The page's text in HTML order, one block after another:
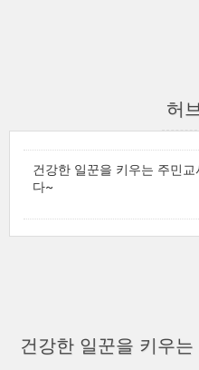
허
건강한 일꾼을 키우는 주민
다~
건강한 일꾼을 키우